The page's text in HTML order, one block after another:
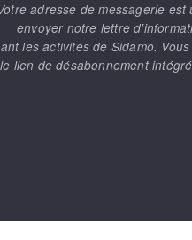
adresse de messagerie
envoyer notre lettre
les activités de Sidamo.
le lien de désabonnement